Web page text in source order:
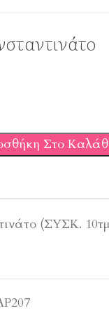
Στο
(ΣΥΣΚ.